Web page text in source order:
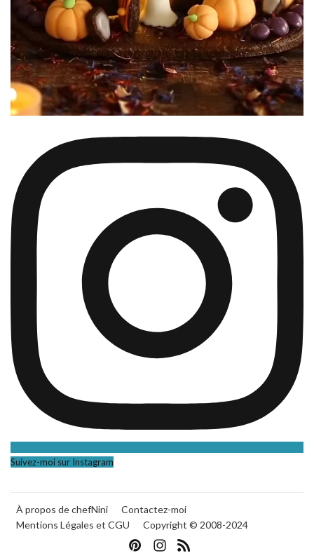
Suivez-moi sur Instagram
À propos de chefNini
Contactez-moi
Mentions Légales et CGU
Copyright © 2008-2024